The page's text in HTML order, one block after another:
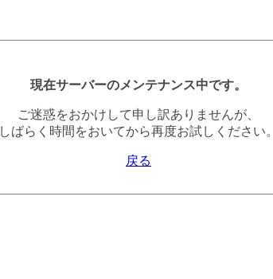
現在サーバーのメンテナンス中です。
ご迷惑をおかけして申し訳ありませんが、
しばらく時間をおいてから再度お試しください。
戻る